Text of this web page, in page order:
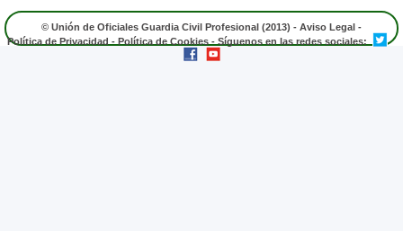
© Unión de Oficiales Guardia Civil Profesional (2013) - Aviso Legal -
Política de Privacidad - Política de Cookies - Síguenos en las redes sociales: